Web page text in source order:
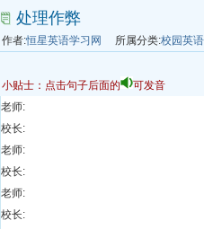
处理作弊
作者:恒星英语学习网 所属分类:校园英语
小贴士：点击句子后面的
可发音
老师:
校长:
老师:
校长:
老师:
校长: